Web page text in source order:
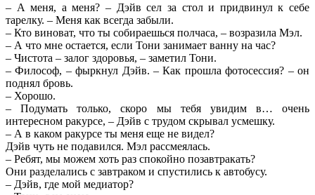
– А меня, а меня? – Дэйв сел за стол и придвинул к себе
тарелку. – Меня как всегда забыли.
– Кто виноват, что ты собираешься полчаса, – возразила Мэл.
– А что мне остается, если Тони занимает ванну на час?
– Чистота – залог здоровья, – заметил Тони.
– Философ, – фыркнул Дэйв. – Как прошла фотосессия? – он
поднял бровь.
– Хорошо.
– Подумать только, скоро мы тебя увидим в… очень
интересном ракурсе, – Дэйв с трудом скрывал усмешку.
– А в каком ракурсе ты меня еще не видел?
Дэйв чуть не подавился. Мэл рассмеялась.
– Ребят, мы можем хоть раз спокойно позавтракать?
Они разделались с завтраком и спустились к автобусу.
– Дэйв, где мой медиатор?